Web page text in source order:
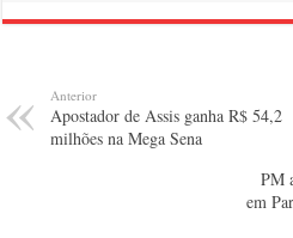
Anterior
Apostador de Assis ganha R$ 54,2
milhões na Mega Sena
PM
em